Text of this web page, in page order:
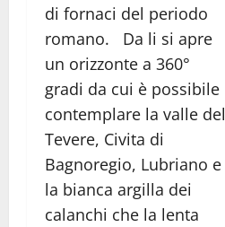
di fornaci del periodo
romano. Da li si apre
un orizzonte a 360°
gradi da cui è possibile
contemplare la valle del
Tevere, Civita di
Bagnoregio, Lubriano e
la bianca argilla dei
calanchi che la lenta